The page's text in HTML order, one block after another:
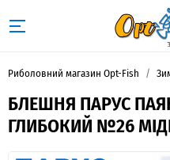
Риболовний магазин Opt-Fish
БЛЕШНЯ ПАРУС
ГЛИБОКИЙ №26